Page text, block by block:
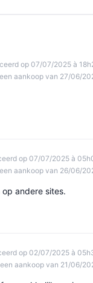
op 07/07/2025 à
aankoop van 27/06/
op 07/07/2025 à
aankoop van 26/06/
andere sites.
op 02/07/2025 à
aankoop van 21/06/